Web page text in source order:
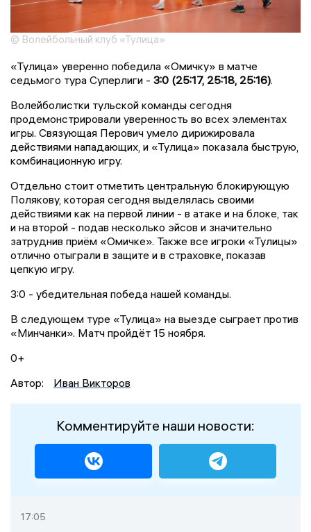
© Волейбольный клуб «Тулица»
«Тулица» уверенно победила «Омичку» в матче
седьмого тура Суперлиги - 3:0 (25:17, 25:18, 25:16).
Волейболистки тульской команды сегодня
продемонстрировали уверенность во всех элементах
игры. Связующая Перович умело дирижировала
действиями нападающих, и «Тулица» показала быструю,
комбинационную игру.
Отдельно стоит отметить центральную блокирующую
Полякову, которая сегодня выделялась своими
действиями как на первой линии - в атаке и на блоке, так
и на второй - подав несколько эйсов и значительно
затруднив приём «Омичке». Также все игроки «Тулицы»
отлично отыграли в защите и в страховке, показав
цепкую игру.
3:0 - убедительная победа нашей команды.
В следующем туре «Тулица» на выезде сыграет против
«Минчанки». Матч пройдёт 15 ноября.
0+
Автор:
Иван Викторов
Комментируйте наши новости:
17:05